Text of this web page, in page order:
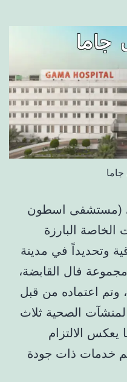
(مستشفى اسطون
الخاصة البارزة
وتحديداً في مدينة
فال القابضة،
تأسس في عام 1990م، وتم اعتماده من قبل
الصحية ثلاث
2012م، مما يعكس الالتزام
خدمات ذات جودة